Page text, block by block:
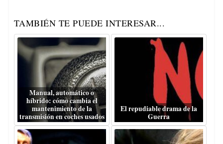
TAMBIÉN TE PUEDE INTERESAR...
Manual, automático o
híbrido: cómo cambia el
mantenimiento de la
transmisión en coches usados
El repudiable drama de la
Guerra